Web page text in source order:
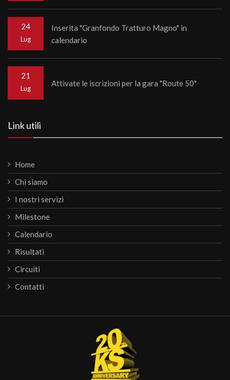
24
Lug
Inserita "Granfondo Tratturo Magno" in
calendario
21
Lug
Attivate le iscrizioni per la gara "Route 50"
Link utili
Home
Chi siamo
I nostri servizi
Milestone
Calendario
Risultati
Circuiti
Contatti